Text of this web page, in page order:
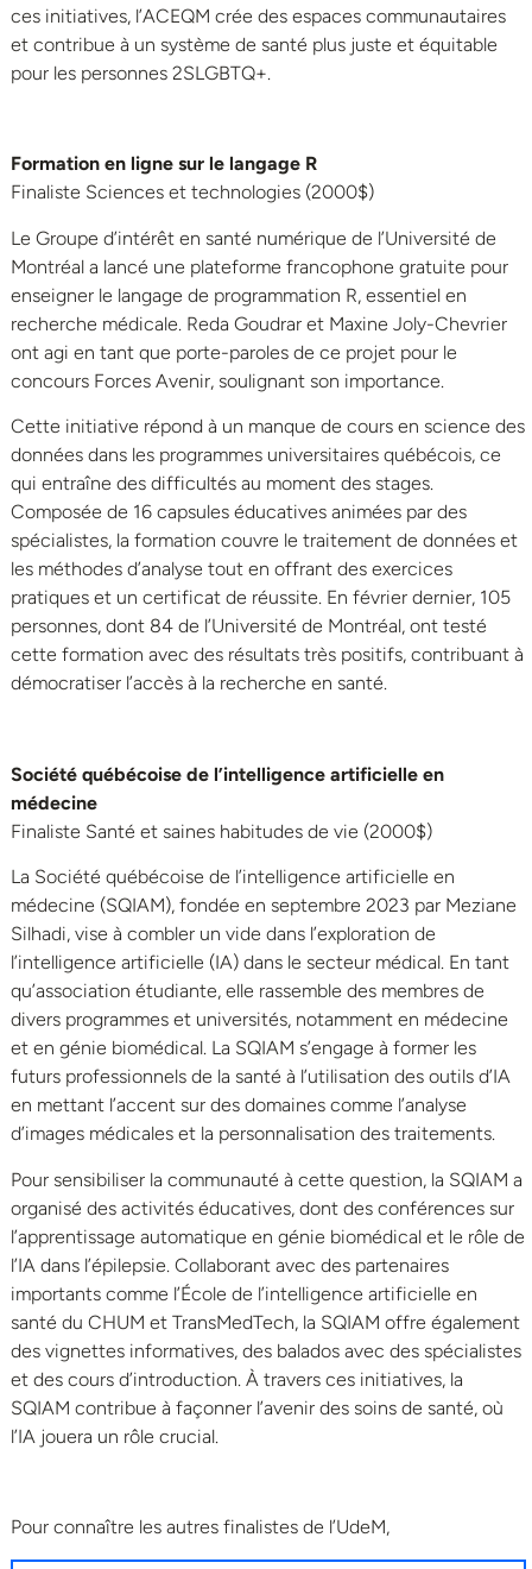
ces initiatives, l’ACEQM crée des espaces communautaires
et contribue à un système de santé plus juste et équitable
pour les personnes 2SLGBTQ+.
Formation en ligne sur le langage R
Finaliste Sciences et technologies (2000$)
Le Groupe d’intérêt en santé numérique de l’Université de
Montréal a lancé une plateforme francophone gratuite pour
enseigner le langage de programmation R, essentiel en
recherche médicale. Reda Goudrar et Maxine Joly-Chevrier
ont agi en tant que porte-paroles de ce projet pour le
concours Forces Avenir, soulignant son importance.
Cette initiative répond à un manque de cours en science des
données dans les programmes universitaires québécois, ce
qui entraîne des difficultés au moment des stages.
Composée de 16 capsules éducatives animées par des
spécialistes, la formation couvre le traitement de données et
les méthodes d’analyse tout en offrant des exercices
pratiques et un certificat de réussite. En février dernier, 105
personnes, dont 84 de l’Université de Montréal, ont testé
cette formation avec des résultats très positifs, contribuant à
démocratiser l’accès à la recherche en santé.
Société québécoise de l’intelligence artificielle en
médecine
Finaliste Santé et saines habitudes de vie (2000$)
La Société québécoise de l’intelligence artificielle en
médecine (SQIAM), fondée en septembre 2023 par Meziane
Silhadi, vise à combler un vide dans l’exploration de
l’intelligence artificielle (IA) dans le secteur médical. En tant
qu’association étudiante, elle rassemble des membres de
divers programmes et universités, notamment en médecine
et en génie biomédical. La SQIAM s’engage à former les
futurs professionnels de la santé à l’utilisation des outils d’IA
en mettant l’accent sur des domaines comme l’analyse
d’images médicales et la personnalisation des traitements.
Pour sensibiliser la communauté à cette question, la SQIAM a
organisé des activités éducatives, dont des conférences sur
l’apprentissage automatique en génie biomédical et le rôle de
l’IA dans l’épilepsie. Collaborant avec des partenaires
importants comme l’École de l’intelligence artificielle en
santé du CHUM et TransMedTech, la SQIAM offre également
des vignettes informatives, des balados avec des spécialistes
et des cours d’introduction. À travers ces initiatives, la
SQIAM contribue à façonner l’avenir des soins de santé, où
l’IA jouera un rôle crucial.
Pour connaître les autres finalistes de l’UdeM,